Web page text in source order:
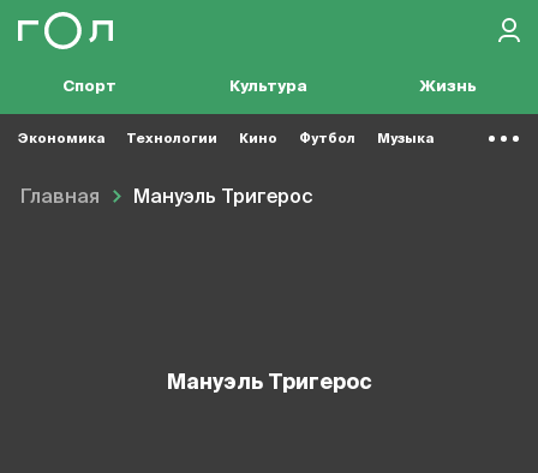
Спорт Культура Жизнь
Экономика Технологии Кино Футбол Музыка
Главная Мануэль Тригерос
Мануэль Тригерос